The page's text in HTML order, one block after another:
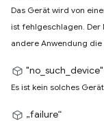
Das Gerät wird von
ist fehlgeschlagen. Der
andere Anwendung
"no_such_device"
Es ist kein solches
„failure“